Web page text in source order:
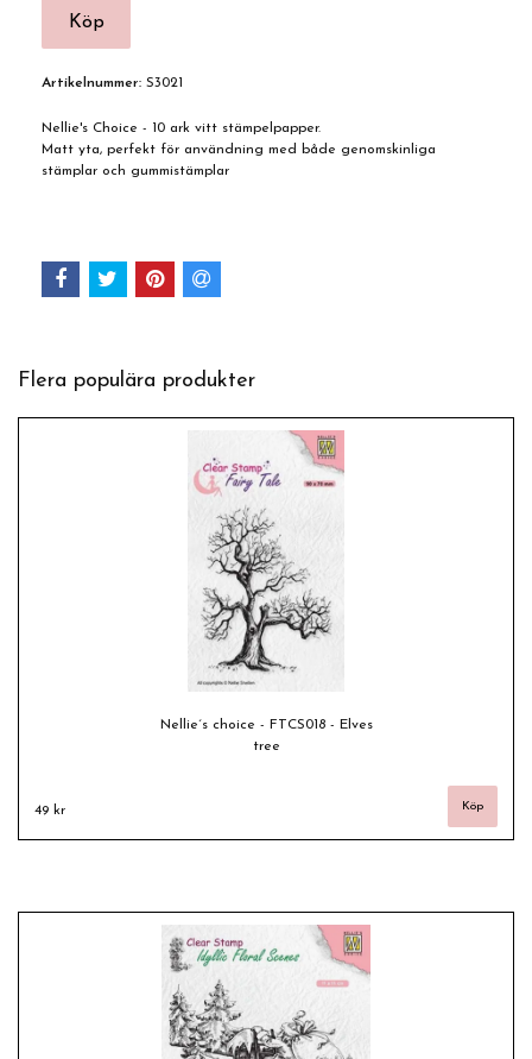
Artikelnummer: S3021
Nellie's Choice - 10 ark vitt stämpelpapper.
Matt yta, perfekt för användning med både genomskinliga
stämplar och gummistämplar
Flera populära produkter
Nellie´s choice - FTCS018 - Elves
tree
49 kr